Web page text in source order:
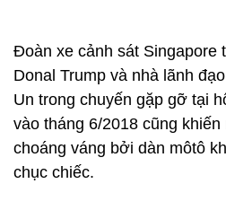
Đoàn xe cảnh sát Singapore
Donal Trump và nhà lãnh
Un trong chuyến gặp gỡ tại
vào tháng 6/2018 cũng
choáng váng bởi dàn môtô
chục chiếc.